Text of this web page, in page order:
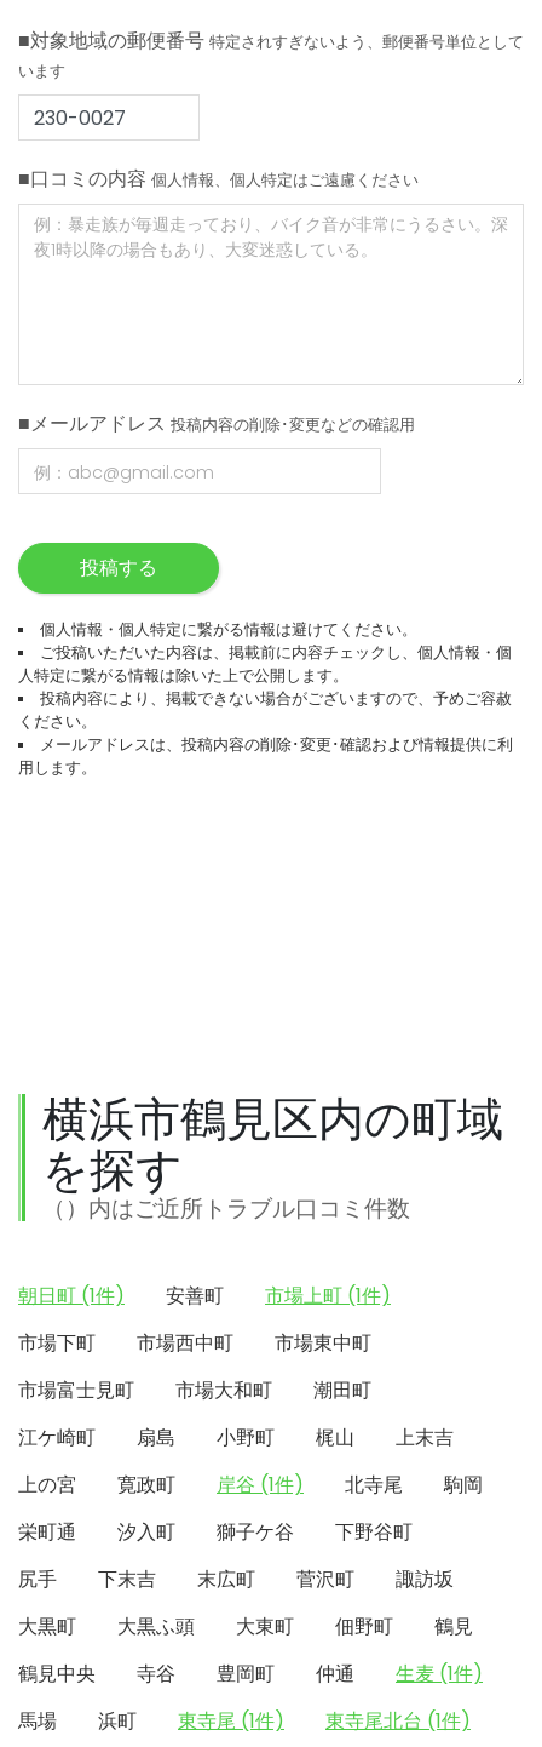
■対象地域の郵便番号 特定されすぎないよう、郵便番号単位として
います
■口コミの内容 個人情報、個人特定はご遠慮ください
■メールアドレス 投稿内容の削除･変更などの確認用
投稿する
個人情報・個人特定に繋がる情報は避けてください。
ご投稿いただいた内容は、掲載前に内容チェックし、個人情報・個
人特定に繋がる情報は除いた上で公開します。
投稿内容により、掲載できない場合がございますので、予めご容赦
ください。
メールアドレスは、投稿内容の削除･変更･確認および情報提供に利
用します。
横浜市鶴見区内の町域
を探す
（）内はご近所トラブル口コミ件数
朝日町 (1件) 安善町
市場上町 (1件)
市場下町
市場西中町
市場東中町
市場富士見町
市場大和町
潮田町
江ケ崎町
扇島 小野町 梶山
上末吉
上の宮
寛政町 岸谷 (1件) 北寺尾
駒岡
栄町通
汐入町 獅子ケ谷
下野谷町
尻手
下末吉 末広町 菅沢町
諏訪坂
大黒町
大黒ふ頭 大東町 佃野町
鶴見
鶴見中央
寺谷 豊岡町 仲通
生麦 (1件)
馬場
浜町 東寺尾 (1件)
東寺尾北台 (1件)